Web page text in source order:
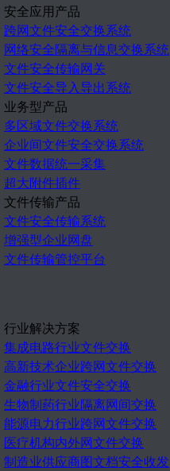
安全应用产品
跨网文件安全交换系统
网络安全隔离与信息交换系统
文件安全传输网关
文件安全导入导出系统
业务型产品
多区域文件交换系统
企业间文件安全交换系统
文件数据统一采集
超大附件插件
文件传输产品
文件安全传输系统
增强型企业网盘
文件传输管控平台
行业解决方案
集成电路行业文件交换
高新技术企业跨网文件交换
金融行业文件安全交换
生物制药行业隔离网间交换
能源电力行业跨网文件交换
医疗机构内外网文件交换
制造业供应商图文档安全收发